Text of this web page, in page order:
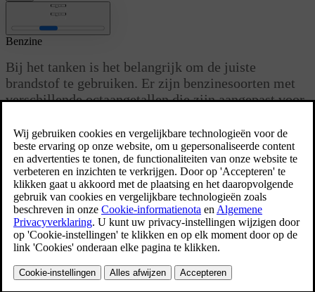
Bijgewerkt 16/03/2023
Benzine
Bij het tanken is het belangrijk om de juiste
brandstof te gebruiken. Er zijn benzinesoorten met
verschillende octaangetallen die zijn aangepast voor
Maak alleen gebruik van benzine van gerenommeerde
brandstofmaatschappijen. Giet nooit brandstof van twijfelachtige
kwaliteit in de tank. De benzine moet voldoen aan de normEN 228
Aanduiding voor benzine